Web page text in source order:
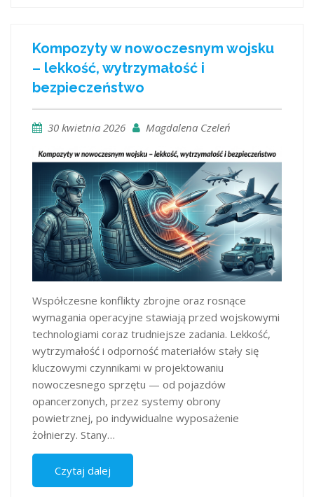
Kompozyty w nowoczesnym wojsku
– lekkość, wytrzymałość i
bezpieczeństwo
30 kwietnia 2026 Magdalena Czeleń
Współczesne konflikty zbrojne oraz rosnące
wymagania operacyjne stawiają przed wojskowymi
technologiami coraz trudniejsze zadania. Lekkość,
wytrzymałość i odporność materiałów stały się
kluczowymi czynnikami w projektowaniu
nowoczesnego sprzętu — od pojazdów
opancerzonych, przez systemy obrony
powietrznej, po indywidualne wyposażenie
żołnierzy. Stany…
Czytaj dalej